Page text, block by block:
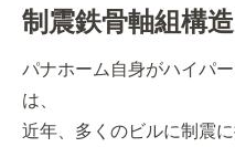
制震鉄骨軸組構造
パナホーム自身がハイパ
は、
近年、多くのビルに制震